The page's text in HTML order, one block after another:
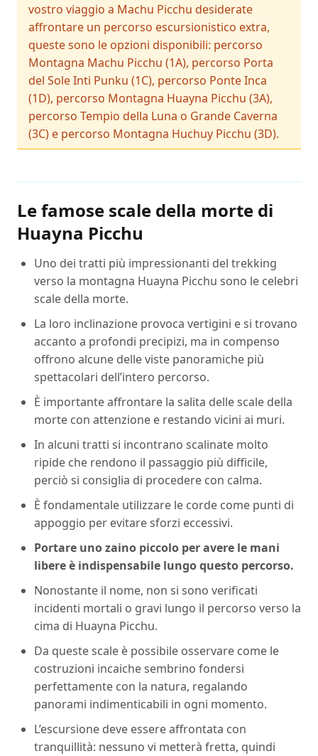
vostro viaggio a Machu Picchu desiderate
affrontare un percorso escursionistico extra,
queste sono le opzioni disponibili: percorso
Montagna Machu Picchu (1A), percorso Porta
del Sole Inti Punku (1C), percorso Ponte Inca
(1D), percorso Montagna Huayna Picchu (3A),
percorso Tempio della Luna o Grande Caverna
(3C) e percorso Montagna Huchuy Picchu (3D).
Le famose scale della morte di
Huayna Picchu
Uno dei tratti più impressionanti del trekking
verso la montagna Huayna Picchu sono le celebri
scale della morte.
La loro inclinazione provoca vertigini e si trovano
accanto a profondi precipizi, ma in compenso
offrono alcune delle viste panoramiche più
spettacolari dell’intero percorso.
È importante affrontare la salita delle scale della
morte con attenzione e restando vicini ai muri.
In alcuni tratti si incontrano scalinate molto
ripide che rendono il passaggio più difficile,
perciò si consiglia di procedere con calma.
È fondamentale utilizzare le corde come punti di
appoggio per evitare sforzi eccessivi.
Portare uno zaino piccolo per avere le mani
libere è indispensabile lungo questo percorso.
Nonostante il nome, non si sono verificati
incidenti mortali o gravi lungo il percorso verso la
cima di Huayna Picchu.
Da queste scale è possibile osservare come le
costruzioni incaiche sembrino fondersi
perfettamente con la natura, regalando
panorami indimenticabili in ogni momento.
L’escursione deve essere affrontata con
tranquillità: nessuno vi metterà fretta, quindi